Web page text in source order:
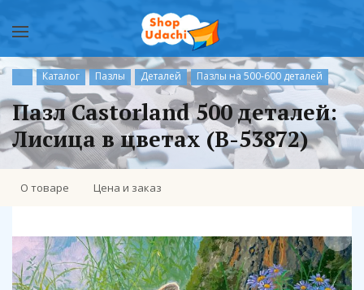
Каталог Пазлы Деталей Пазлы на 500-600 деталей
Пазл Castorland 500 деталей:
Лисица в цветах (B-53872)
О товаре Цена и заказ